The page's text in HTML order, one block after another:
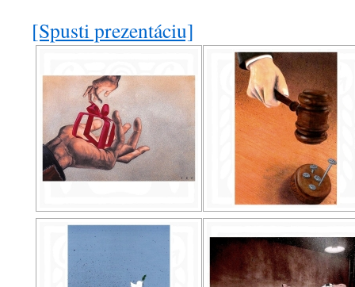
[Spusti prezentáciu]